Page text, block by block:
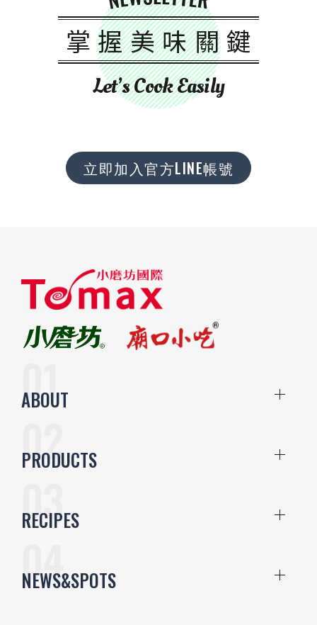
掌握美味關鍵
Let’s Cook Easily
立即加入官方LINE帳號
ABOUT
PRODUCTS
RECIPES
NEWS&SPOTS